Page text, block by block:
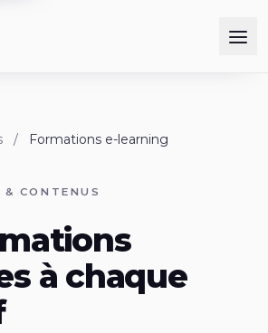
/ Formations e-learning
CONTENUS
à chaque